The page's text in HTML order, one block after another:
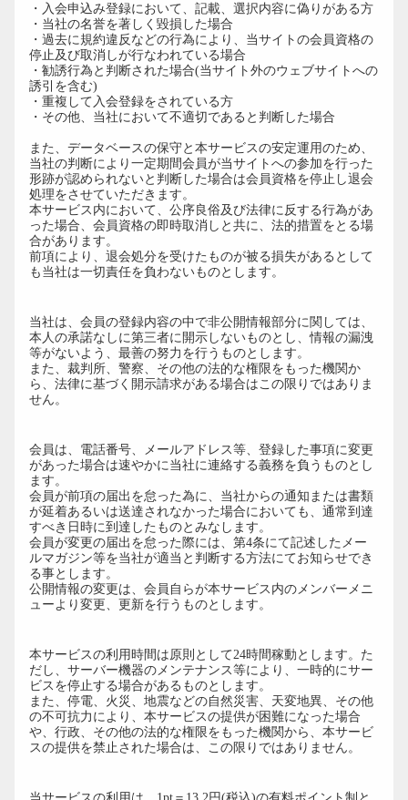
・入会申込み登録において、記載、選択内容に偽りがある方
・当社の名誉を著しく毀損した場合
・過去に規約違反などの行為により、当サイトの会員資格の
停止及び取消しが行なわれている場合
・勧誘行為と判断された場合(当サイト外のウェブサイトへの
誘引を含む)
・重複して入会登録をされている方
・その他、当社において不適切であると判断した場合
また、データベースの保守と本サービスの安定運用のため、
当社の判断により一定期間会員が当サイトへの参加を行った
形跡が認められないと判断した場合は会員資格を停止し退会
処理をさせていただきます。
本サービス内において、公序良俗及び法律に反する行為があ
った場合、会員資格の即時取消しと共に、法的措置をとる場
合があります。
前項により、退会処分を受けたものが被る損失があるとして
も当社は一切責任を負わないものとします。
当社は、会員の登録内容の中で非公開情報部分に関しては、
本人の承諾なしに第三者に開示しないものとし、情報の漏洩
等がないよう、最善の努力を行うものとします。
また、裁判所、警察、その他の法的な権限をもった機関か
ら、法律に基づく開示請求がある場合はこの限りではありま
せん。
会員は、電話番号、メールアドレス等、登録した事項に変更
があった場合は速やかに当社に連絡する義務を負うものとし
ます。
会員が前項の届出を怠った為に、当社からの通知または書類
が延着あるいは送達されなかった場合においても、通常到達
すべき日時に到達したものとみなします。
会員が変更の届出を怠った際には、第4条にて記述したメー
ルマガジン等を当社が適当と判断する方法にてお知らせでき
る事とします。
公開情報の変更は、会員自らが本サービス内のメンバーメニ
ューより変更、更新を行うものとします。
本サービスの利用時間は原則として24時間稼動とします。た
だし、サーバー機器のメンテナンス等により、一時的にサー
ビスを停止する場合があるものとします。
また、停電、火災、地震などの自然災害、天変地異、その他
の不可抗力により、本サービスの提供が困難になった場合
や、行政、その他の法的な権限をもった機関から、本サービ
スの提供を禁止された場合は、この限りではありません。